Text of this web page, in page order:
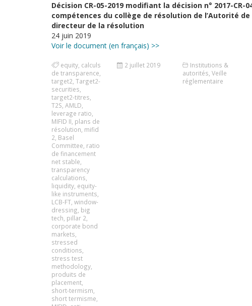
Décision CR-05-2019 modifiant la décision n° 2017-
compétences du collège de résolution de l’Autorité
directeur de la résolution
24 juin 2019
Voir le document (en français) >>
equity calculs
de transparence
target2 Target2-
securities
target2-titres
T2S AMLD
leverage ratio
MIFID II plans de
résolution mifid
2 Basel
Committee ratio
de financement
net stable
transparency
calculations
liquidity equity-
like instruments
LCB-FT window-
dressing big
tech pillar 2
corporate bond
markets
stressed
conditions
stress test
methodology
produits de
placement
short-termism
short termisme
2 juillet 2019
Institutions &
autorités Veille
réglementaire